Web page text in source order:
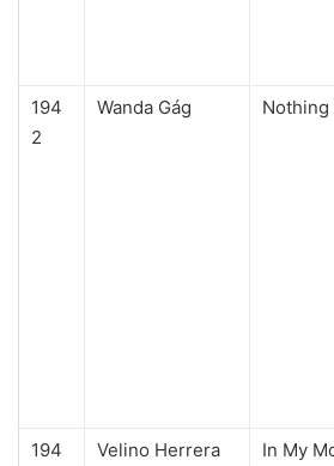
194
2
Wanda Gág Nothing
194
Velino Herrera
In My